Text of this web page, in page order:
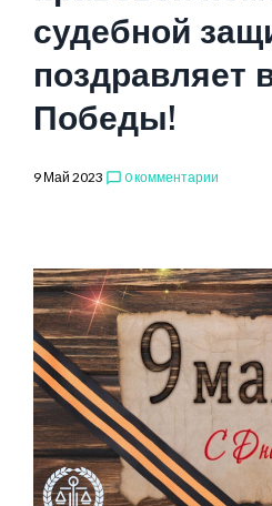
судебной
поздравляет
Победы!
9 Май 2023 chat_bubble_outline 0 комментарии